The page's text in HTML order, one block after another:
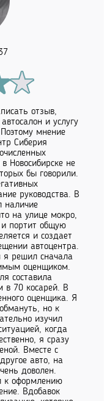
отзыв,
и услугу
мнение
Сиберия
Новосибирске не
бы говорили.
руководства. В
наличие
на улице мокро,
и портит общую
и создает
автоцентра.
я решил сначала
оценщиком.
составила
в 70 косарей. В
оценщика. Я
но к
изучил
когда
я сразу
Вместе с
авто, на
доволен.
к оформлению
Вдобавок